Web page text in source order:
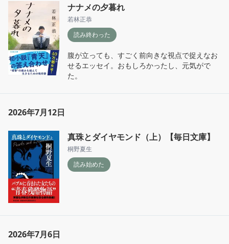
ナナメの夕暮れ
若林正恭
読み終わった
腹が立っても、すごく前向きな視点で捉えなお
せるエッセイ。おもしろかったし、元気がで
た。
2026年7月12日
真珠とダイヤモンド（上）【毎日文庫】
桐野夏生
読み始めた
2026年7月6日